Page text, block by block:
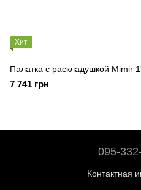
Хит
Палатка с раскладушкой Mimir
7 741 грн
095-
Контактная